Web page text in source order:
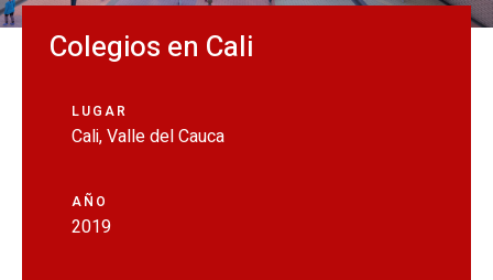
Colegios en Cali
LUGAR
Cali, Valle del Cauca
AÑO
2019